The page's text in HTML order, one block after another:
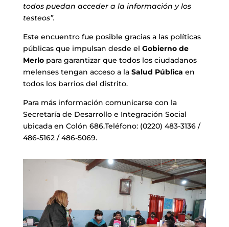
todos puedan acceder a la información y los
testeos”.
Este encuentro fue posible gracias a las políticas
públicas que impulsan desde el Gobierno de
Merlopara garantizar que todos los ciudadanos
melenses tengan acceso a la Salud Pública en
todos los barrios del distrito.
Para más información comunicarse con la
Secretaría de Desarrollo e Integración Social
ubicada en Colón 686.Teléfono: (0220) 483-3136 /
486-5162 / 486-5069.